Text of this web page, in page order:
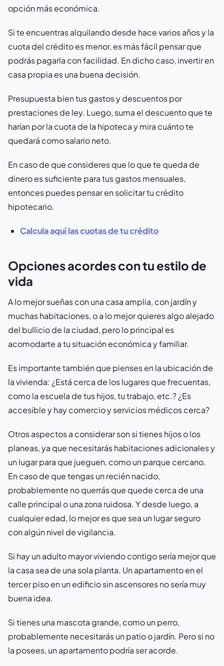
opción más económica.
Si te encuentras alquilando desde hace varios años y la
cuota del crédito es menor, es más fácil pensar que
podrás pagarla con facilidad. En dicho caso, invertir en
casa propia es una buena decisión.
Presupuesta bien tus gastos y descuentos por
prestaciones de ley. Luego, suma el descuento que te
harían por la cuota de la hipoteca y mira cuánto te
quedará como salario neto.
En caso de que consideres que lo que te queda de
dinero es suficiente para tus gastos mensuales,
entonces puedes pensar en solicitar tu crédito
hipotecario.
Calcula aquí las cuotas de tu crédito
Opciones acordes con tu estilo de
vida
A lo mejor sueñas con una casa amplia, con jardín y
muchas habitaciones, o a lo mejor quieres algo alejado
del bullicio de la ciudad, pero lo principal es
acomodarte a tu situación económica y familiar.
Es importante también que pienses en la ubicación de
la vivienda: ¿Está cerca de los lugares que frecuentas,
como la escuela de tus hijos, tu trabajo, etc.? ¿Es
accesible y hay comercio y servicios médicos cerca?
Otros aspectos a considerar son si tienes hijos o los
planeas, ya que necesitarás habitaciones adicionales y
un lugar para que jueguen, como un parque cercano.
En caso de que tengas un recién nacido,
probablemente no querrás que quede cerca de una
calle principal o una zona ruidosa. Y desde luego, a
cualquier edad, lo mejor es que sea un lugar seguro
con algún nivel de vigilancia.
Si hay un adulto mayor viviendo contigo sería mejor que
la casa sea de una sola planta. Un apartamento en el
tercer piso en un edificio sin ascensores no sería muy
buena idea.
Si tienes una mascota grande, como un perro,
probablemente necesitarás un patio o jardín. Pero si no
la posees, un apartamento podría ser acorde.